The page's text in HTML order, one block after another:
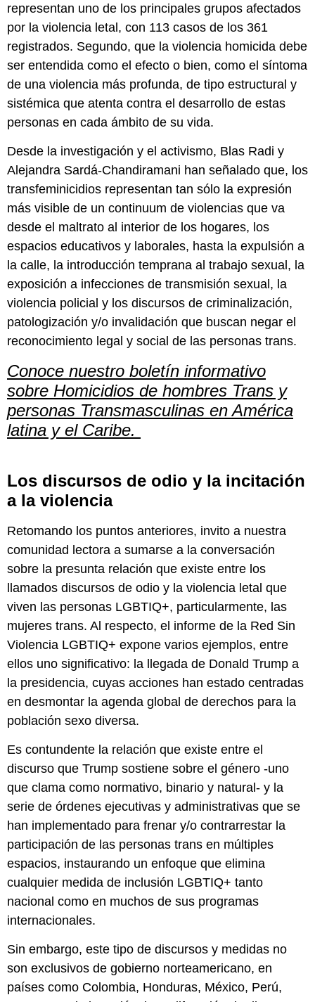
representan uno de los principales grupos afectados
por la violencia letal, con 113 casos de los 361
registrados. Segundo, que la violencia homicida debe
ser entendida como el efecto o bien, como el síntoma
de una violencia más profunda, de tipo estructural y
sistémica que atenta contra el desarrollo de estas
personas en cada ámbito de su vida.
Desde la investigación y el activismo, Blas Radi y
Alejandra Sardá-Chandiramani han señalado que, los
transfeminicidios representan tan sólo la expresión
más visible de un continuum de violencias que va
desde el maltrato al interior de los hogares, los
espacios educativos y laborales, hasta la expulsión a
la calle, la introducción temprana al trabajo sexual, la
exposición a infecciones de transmisión sexual, la
violencia policial y los discursos de criminalización,
patologización y/o invalidación que buscan negar el
reconocimiento legal y social de las personas trans.
Conoce nuestro boletín informativo
sobre Homicidios de hombres Trans y
personas Transmasculinas en América
latina y el Caribe.
Los discursos de odio y la incitación
a la violencia
Retomando los puntos anteriores, invito a nuestra
comunidad lectora a sumarse a la conversación
sobre la presunta relación que existe entre los
llamados discursos de odio y la violencia letal que
viven las personas LGBTIQ+, particularmente, las
mujeres trans. Al respecto, el informe de la Red Sin
Violencia LGBTIQ+ expone varios ejemplos, entre
ellos uno significativo: la llegada de Donald Trump a
la presidencia, cuyas acciones han estado centradas
en desmontar la agenda global de derechos para la
población sexo diversa.
Es contundente la relación que existe entre el
discurso que Trump sostiene sobre el género -uno
que clama como normativo, binario y natural- y la
serie de órdenes ejecutivas y administrativas que se
han implementado para frenar y/o contrarrestar la
participación de las personas trans en múltiples
espacios, instaurando un enfoque que elimina
cualquier medida de inclusión LGBTIQ+ tanto
nacional como en muchos de sus programas
internacionales.
Sin embargo, este tipo de discursos y medidas no
son exclusivos de gobierno norteamericano, en
países como Colombia, Honduras, México, Perú,